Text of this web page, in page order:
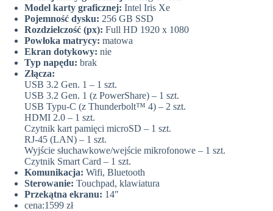
Model karty graficznej: Intel Iris Xe
Pojemność dysku: 256 GB SSD
Rozdzielczość (px): Full HD 1920 x 1080
Powłoka matrycy: matowa
Ekran dotykowy: nie
Typ napędu: brak
Złącza:
USB 3.2 Gen. 1 – 1 szt.
USB 3.2 Gen. 1 (z PowerShare) – 1 szt.
USB Typu-C (z Thunderbolt™ 4) – 2 szt.
HDMI 2.0 – 1 szt.
Czytnik kart pamięci microSD – 1 szt.
RJ-45 (LAN) – 1 szt.
Wyjście słuchawkowe/wejście mikrofonowe – 1 szt.
Czytnik Smart Card – 1 szt.
Komunikacja: Wifi, Bluetooth
Sterowanie: Touchpad, klawiatura
Przekątna ekranu: 14″
cena:1599 zł